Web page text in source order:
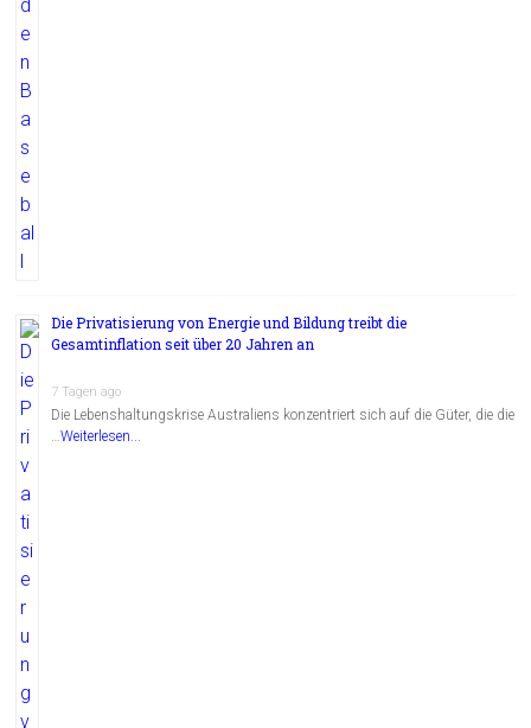
Die Privatisierung von Energie und Bildung treibt die
Gesamtinflation seit über 20 Jahren an
7 Tagen ago
Die Lebenshaltungskrise Australiens konzentriert sich auf die Güter, die die
…Weiterlesen...